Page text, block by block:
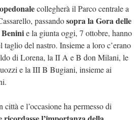
collegherà il Parco centrale a
passandosopra la Gora delle
e la giunta oggi, 7 ottobre, hanno
taglio del nastro. Insieme a loro c’erano
di Lorena, la II A e B don Milani, le
e la III B Bugiani, insieme ai
città e l’occasione ha permesso di